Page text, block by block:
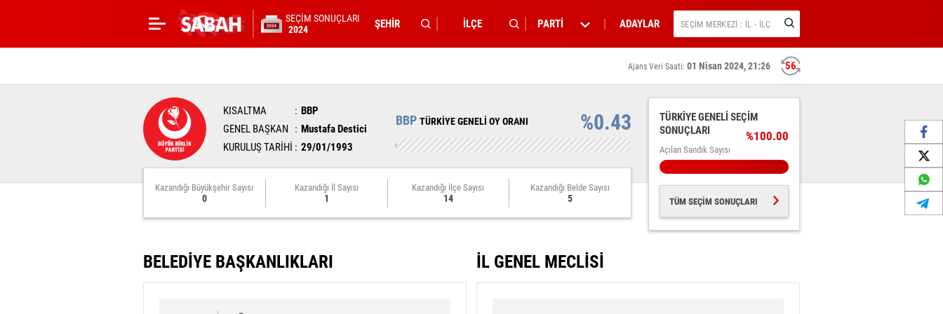
SEÇİM SONUÇLARI
2024
PARTİ ADAYLAR
56
Ajans Veri Saati: 01 Nisan 2024, 21:26
KISALTMA
BBP
GENEL BAŞKAN
Mustafa Destici
KURULUŞ TARİHİ
29/01/1993
BBP TÜRKİYE GENELİ OY ORANI %0.43
Kazandığı Büyükşehir Sayısı
0
Kazandığı İl Sayısı
1
Kazandığı İlçe Sayısı
14
Kazandığı Belde Sayısı
5
TÜRKİYE GENELİ SEÇİM
SONUÇLARI
Açılan Sandık Sayısı
%100.00
TÜM SEÇİM SONUÇLARI
BELEDİYE BAŞKANLIKLARI İL GENEL MECLİSİ